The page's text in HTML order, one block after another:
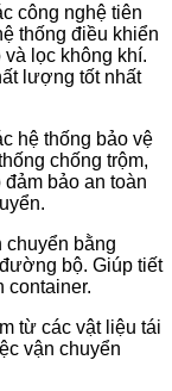
công nghệ tiên
thống điều khiển
lọc không khí.
lượng tốt nhất
hệ thống bảo vệ
chống trộm,
bảo an toàn
bằng
bộ. Giúp tiết
container.
từ các vật liệu tái
vận chuyển